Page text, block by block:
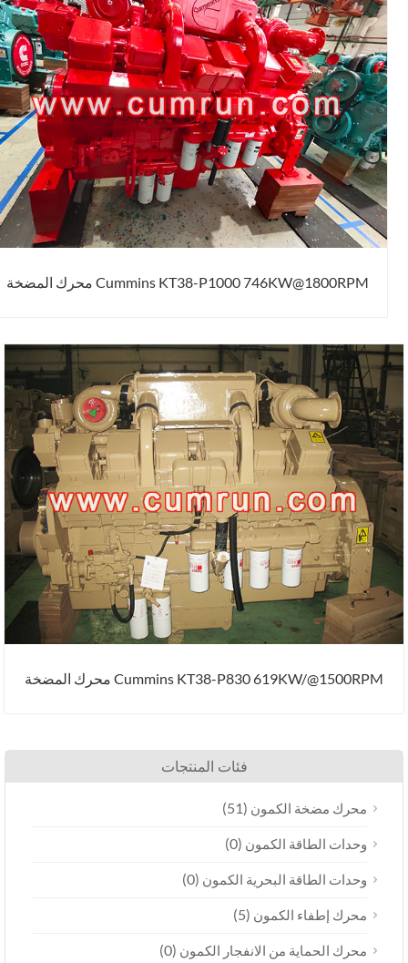
Cummins KT38-P1000 746KW@1800RPM محرك المضخة
Cummins KT38-P830 619KW/@1500RPM محرك المضخة
فئات المنتجات
محرك مضخة الكمون(51)
وحدات الطاقة الكمون(0)
وحدات الطاقة البحرية الكمون(0)
محرك إطفاء الكمون(5)
محرك الحماية من الانفجار الكمون(0)